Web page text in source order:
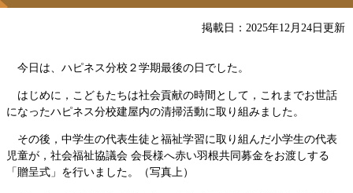
掲載日：2025年12月24日更新
今日は、ハピネス分校２学期最後の日でした。
はじめに，こどもたちは社会貢献の時間として，これまでお世話
になったハピネス分校建屋内の清掃活動に取り組みました。
その後，中学生の代表生徒と福祉学習に取り組んだ小学生の代表
児童が，社会福祉協議会 会長様へ赤い羽根共同募金をお渡しする
「贈呈式」を行いました。（写真上）